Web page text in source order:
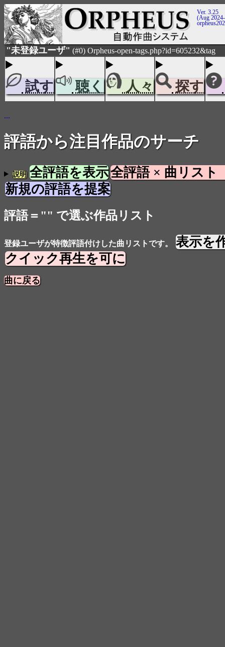
Ver. 3.25
(Aug
"未登録ユーザ" (#0) Orpheus-open-tags.php?id=605232&tag
試す 聴く 人々 探す
...
評語から注目作品のサーチ
説明 全評語を表示全評語 × 曲リスト
新規の評語を提案
評語＝"" で選ぶ作品リスト
登録ユーザが特徴評語付けした曲リストです。
表示を
クイック再生を可に
曲に戻る